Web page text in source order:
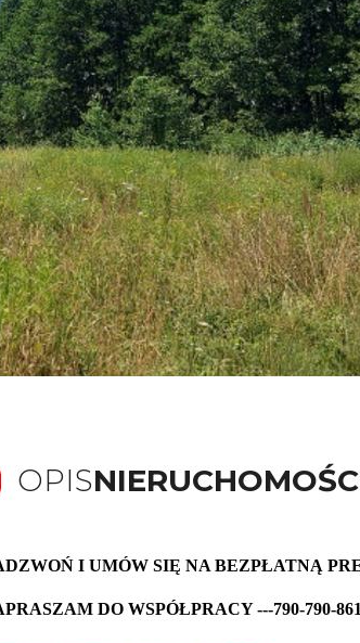
OPIS
I UMÓW SIĘ NA BEZPŁATNĄ
DO WSPÓŁPRACY ---790-790-